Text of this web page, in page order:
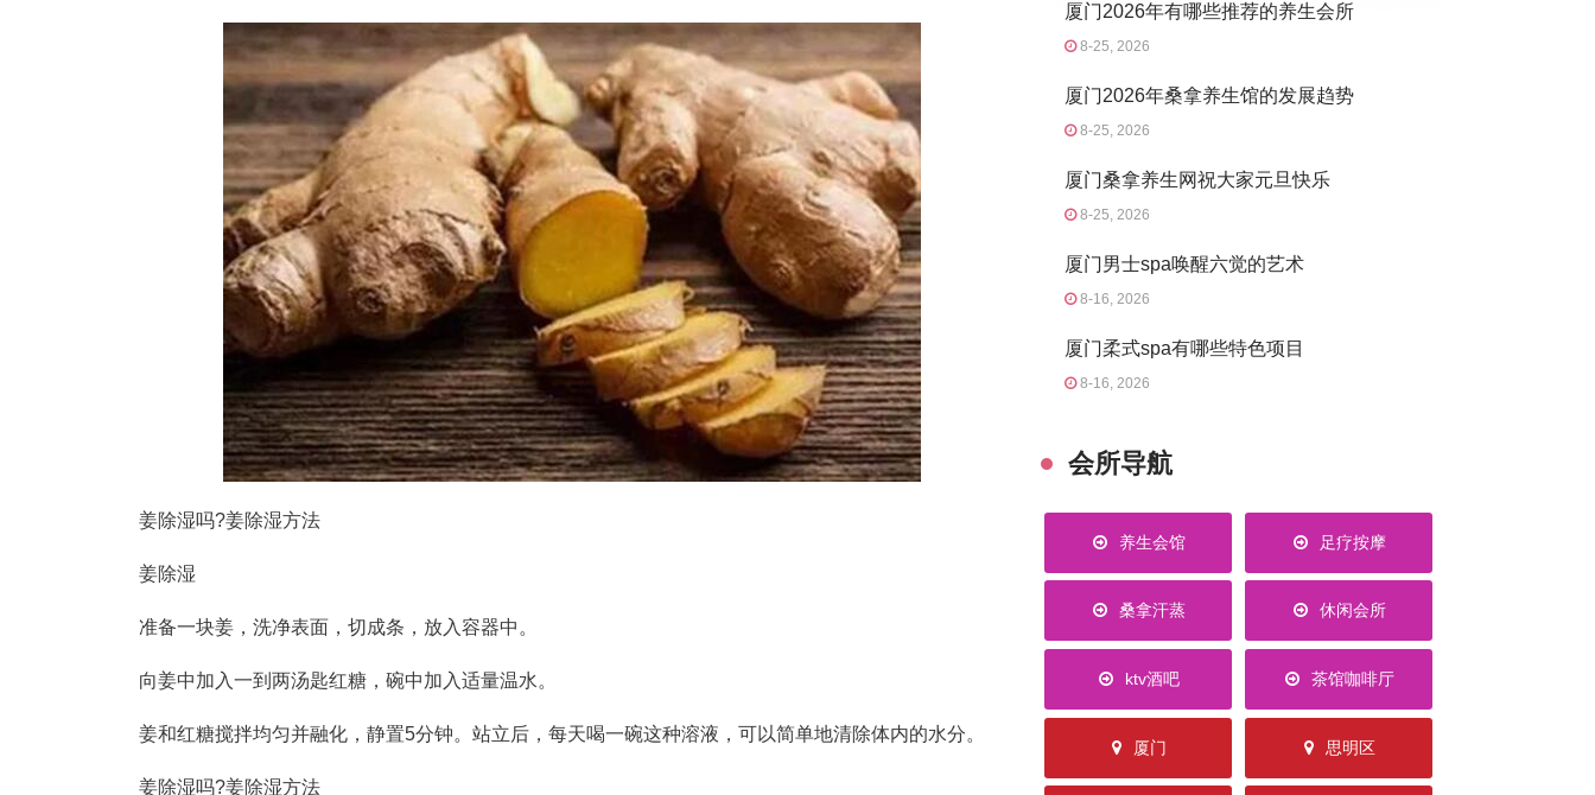
姜除湿吗?姜除湿方法
姜除湿
准备一块姜，洗净表面，切成条，放入容器中。
向姜中加入一到两汤匙红糖，碗中加入适量温水。
姜和红糖搅拌均匀并融化，静置5分钟。站立后，每天喝一碗这种溶液，可以简单地清除体内的水分。
姜除湿吗?姜除湿方法
厦门2026年有哪些推荐的养生会所
8-25, 2026
厦门2026年桑拿养生馆的发展趋势
8-25, 2026
厦门桑拿养生网祝大家元旦快乐
8-25, 2026
厦门男士spa唤醒六觉的艺术
8-16, 2026
厦门柔式spa有哪些特色项目
8-16, 2026
会所导航
养生会馆 足疗按摩
桑拿汗蒸 休闲会所
ktv酒吧 茶馆咖啡厅
厦门 思明区